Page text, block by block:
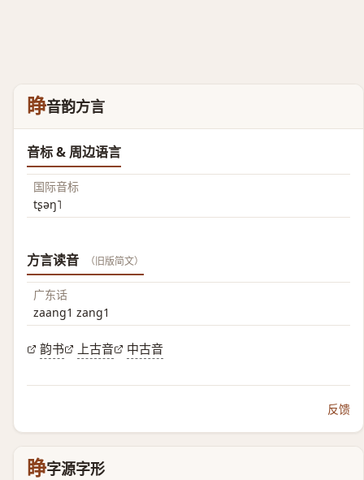
睁音韵方言
音标 & 周边语言
国际音标
tʂəŋ˥
方言读音 （旧版简文）
广东话
zaang1 zang1
韵书 上古音 中古音
反馈
睁字源字形